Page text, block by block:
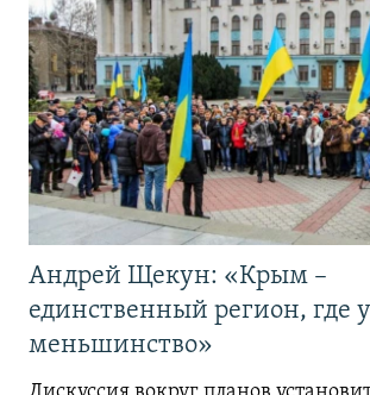
Андрей Щекун: «Крым –
единственный регион, где
меньшинство»